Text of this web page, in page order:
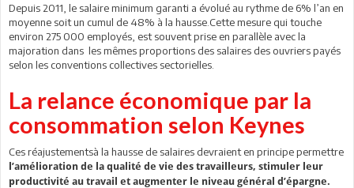
Depuis 2011, le salaire minimum garanti a évolué au rythme de 6% l’an en
moyenne soit un cumul de 48% à la hausse.Cette mesure qui touche
environ 275 000 employés, est souvent prise en parallèle avec la
majoration dans les mêmes proportions des salaires des ouvriers payés
selon les conventions collectives sectorielles.
La relance économique par la
consommation selon Keynes
Ces réajustementsà la hausse de salaires devraient en principe permettre
l’amélioration de la qualité de vie des travailleurs, stimuler leur
productivité au travail et augmenter le niveau général d’épargne.